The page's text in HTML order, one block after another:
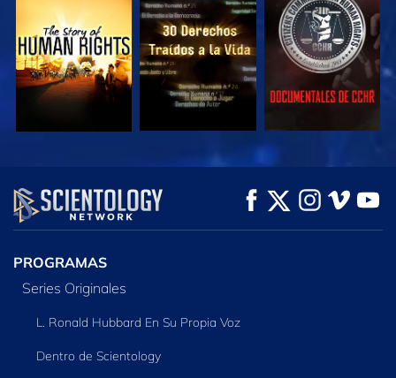
VE VE VE
VE
EXPLORA LAS
SERIES
PROGRAMAS
Series Originales
L. Ronald Hubbard En Su Propia Voz
Dentro de Scientology